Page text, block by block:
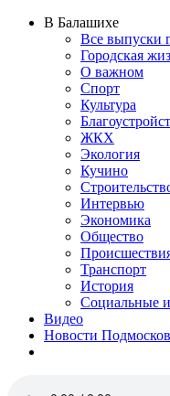
В Балашихе
Все выпуски
Городская
О важном
Спорт
Культура
ЖКХ
Экология
Кучино
Интервью
Экономика
Общество
Транспорт
История
Социальные
Видео
Новости